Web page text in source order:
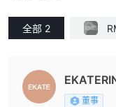
全部 2
董事